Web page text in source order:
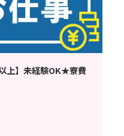
上】未経験OK★寮費